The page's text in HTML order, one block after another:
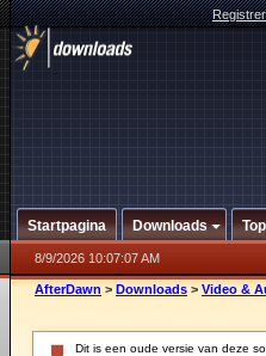
Startpagina Downloads
8/9/2026 10:07:07 AM
AfterDawn > Downloads > Video &
Dit is een oude versie van deze